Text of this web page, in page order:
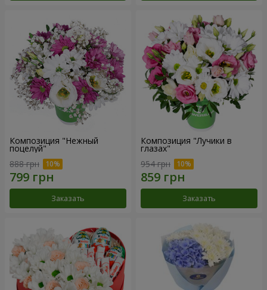
Композиция "Нежный
поцелуй"
888 грн
Заказать
Композиция "Лучики в
глазах"
954 грн
Заказать